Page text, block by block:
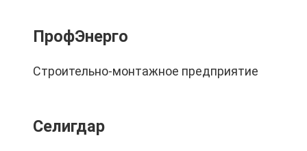
ПрофЭнерго
Строительно-монтажное предприятие
Селигдар